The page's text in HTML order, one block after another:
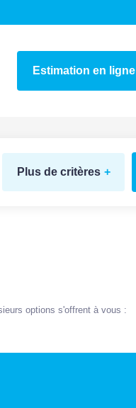
Estimation en ligne
Plus de critères +
options s'offrent à vous :